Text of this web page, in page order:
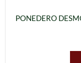
PONEDERO